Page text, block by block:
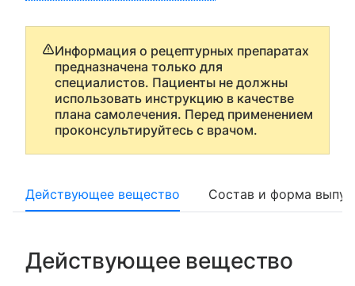
Информация о рецептурных препаратах
предназначена только для
специалистов. Пациенты не должны
использовать инструкцию в качестве
плана самолечения. Перед применением
проконсультируйтесь с врачом.
Действующее вещество Состав и форма
Действующее вещество